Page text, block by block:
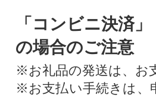
「コンビニ決済
の場合のご注意
※お礼品の発送は、お
※お支払い手続きは、